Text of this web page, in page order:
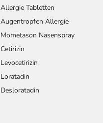
Allergie Tabletten
Augentropfen Allergie
Mometason Nasenspray
Cetirizin
Levocetirizin
Loratadin
Desloratadin